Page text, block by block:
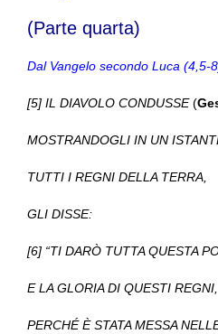
(Parte quarta)
Dal Vangelo secondo Luca (4,5-
[5] IL DIAVOLO CONDUSSE(
MOSTRANDOGLI IN UN
TUTTI I REGNI DELLA TERRA,
GLI DISSE:
[6] “TI DARÒ TUTTA QUESTA
E LA GLORIA DI QUESTI REGNI,
PERCHÉ È STATA MESSA